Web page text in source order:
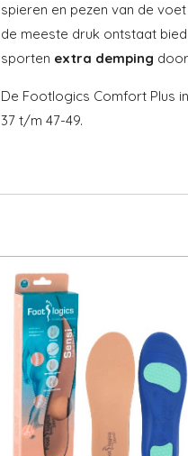
spieren en pezen van de
de meeste druk ontstaat
sporten extra demping
De Footlogics Comfort Plus
37 t/m 47-49.